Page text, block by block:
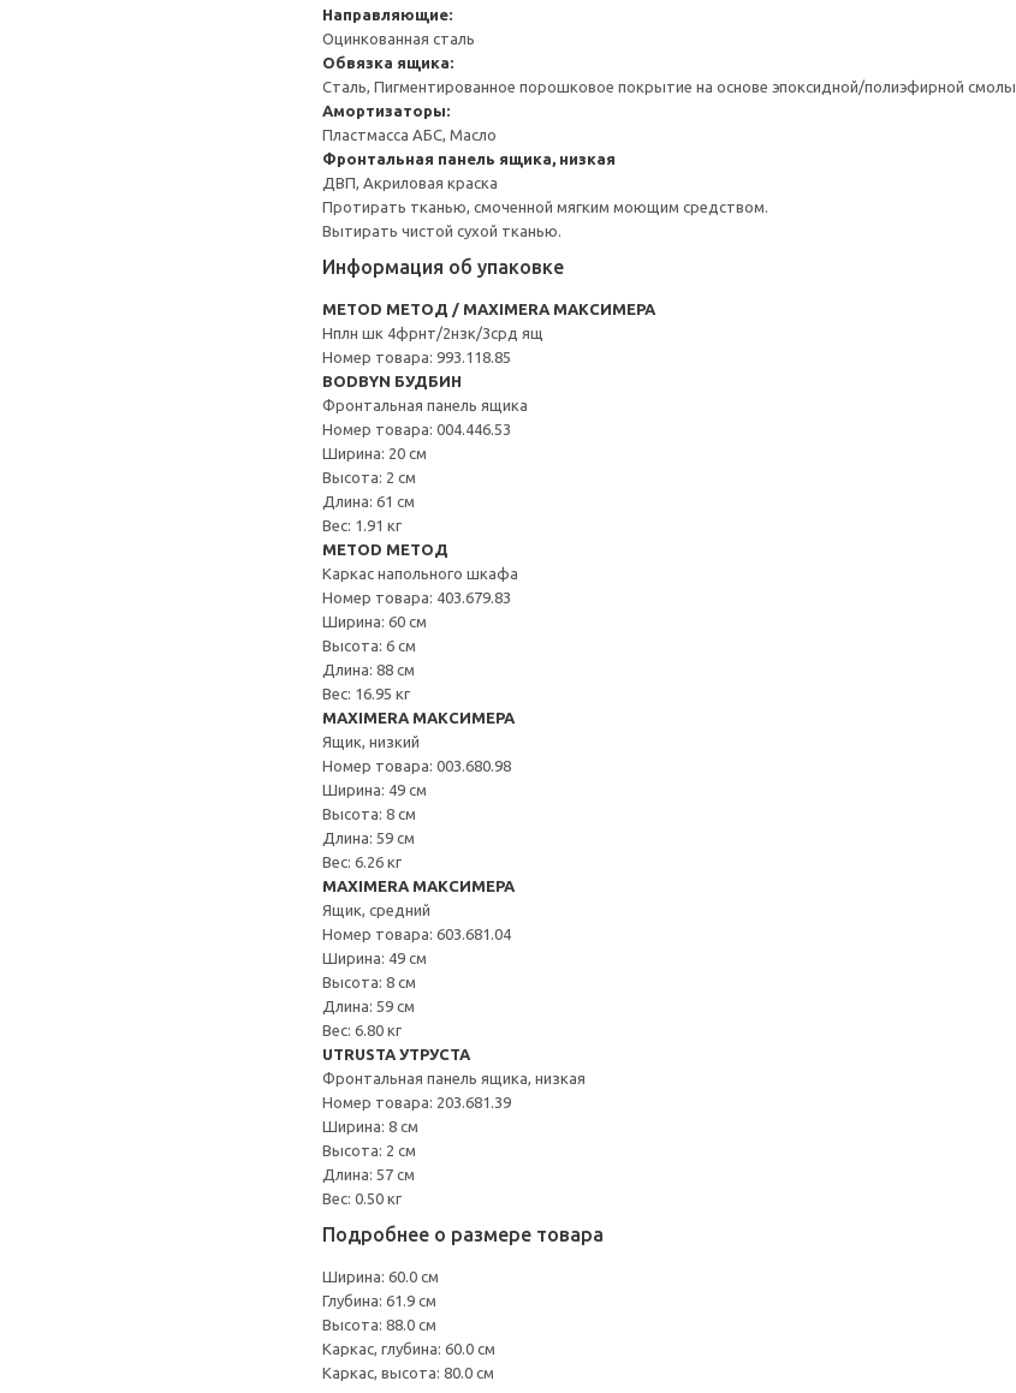
Направляющие:
Оцинкованная сталь
Обвязка ящика:
Сталь, Пигментированное порошковое покрытие на основе эпоксидной/полиэфирной смолы
Амортизаторы:
Пластмасса АБС, Масло
Фронтальная панель ящика, низкая
ДВП, Акриловая краска
Протирать тканью, смоченной мягким моющим средством.
Вытирать чистой сухой тканью.
Информация об упаковке
METOD МЕТОД / MAXIMERA МАКСИМЕРА
Нплн шк 4фрнт/2нзк/3срд ящ
Номер товара: 993.118.85
BODBYN БУДБИН
Фронтальная панель ящика
Номер товара: 004.446.53
Ширина: 20 см
Высота: 2 см
Длина: 61 см
Вес: 1.91 кг
METOD МЕТОД
Каркас напольного шкафа
Номер товара: 403.679.83
Ширина: 60 см
Высота: 6 см
Длина: 88 см
Вес: 16.95 кг
MAXIMERA МАКСИМЕРА
Ящик, низкий
Номер товара: 003.680.98
Ширина: 49 см
Высота: 8 см
Длина: 59 см
Вес: 6.26 кг
MAXIMERA МАКСИМЕРА
Ящик, средний
Номер товара: 603.681.04
Ширина: 49 см
Высота: 8 см
Длина: 59 см
Вес: 6.80 кг
UTRUSTA УТРУСТА
Фронтальная панель ящика, низкая
Номер товара: 203.681.39
Ширина: 8 см
Высота: 2 см
Длина: 57 см
Вес: 0.50 кг
Подробнее о размере товара
Ширина: 60.0 см
Глубина: 61.9 см
Высота: 88.0 см
Каркас, глубина: 60.0 см
Каркас, высота: 80.0 см